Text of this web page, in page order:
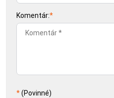
Komentár:*
*(Povinné)